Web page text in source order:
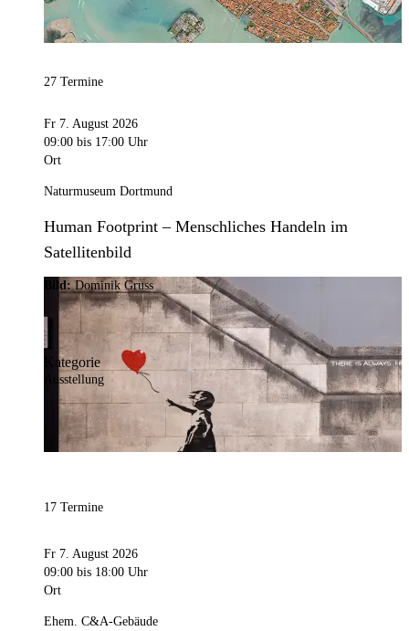
27 Termine
Fr 7. August 2026
09:00 bis 17:00 Uhr
Ort
Naturmuseum Dortmund
Human Footprint – Menschliches Handeln im
Satellitenbild
Bild:Dominik Gruss
Kategorie
Ausstellung
17 Termine
Fr 7. August 2026
09:00 bis 18:00 Uhr
Ort
Ehem. C&A-Gebäude